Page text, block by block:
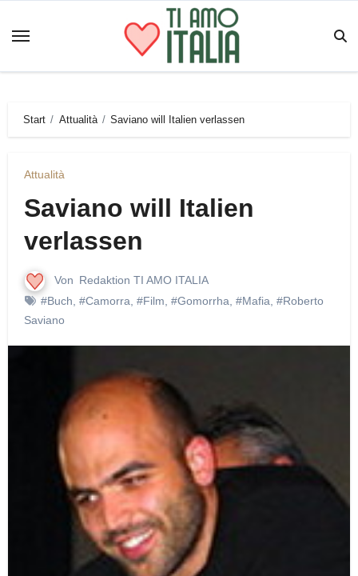
Inhalt
Start Attualità Saviano will Italien verlassen
Attualità
Saviano will Italien
verlassen
Von Redaktion TI AMO ITALIA
#Buch #Camorra #Film #Gomorrha #Mafia #Roberto
Saviano